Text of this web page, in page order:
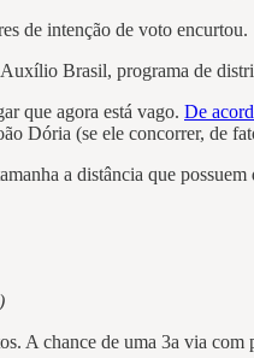
de intenção de voto encurtou.
Brasil, programa de
que agora está vago. De
Dória (se ele concorrer, de
a distância que
A chance de uma 3a via